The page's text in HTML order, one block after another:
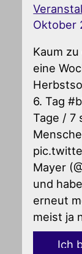
Oktober
Kaum
eine
6. Tag
Tage / 7
Mayer
und
erneut
meist ja
Ich